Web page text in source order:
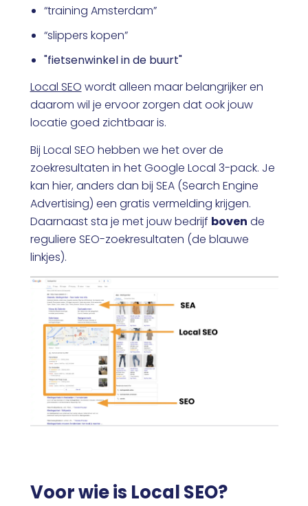
“training Amsterdam”
“slippers kopen”
"fietsenwinkel in de buurt"
Local SEO wordt alleen maar belangrijker en
daarom wil je ervoor zorgen dat ook jouw
locatie goed zichtbaar is.
Bij Local SEO hebben we het over de
zoekresultaten in het Google Local 3-pack. Je
kan hier, anders dan bij SEA (Search Engine
Advertising) een gratis vermelding krijgen.
Daarnaast sta je met jouw bedrijf boven de
reguliere SEO-zoekresultaten (de blauwe
linkjes).
Voor wie is Local SEO?